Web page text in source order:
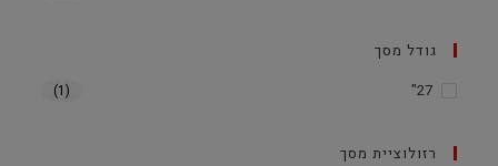
גודל מסך
27"
(1)
רזולוציית מסך